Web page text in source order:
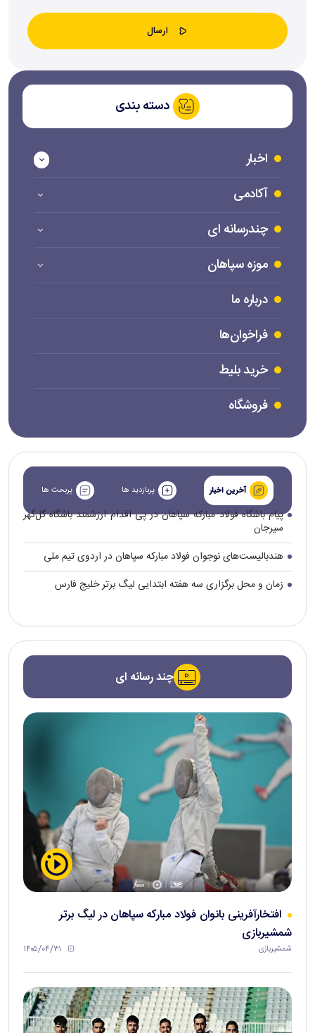
دسته بندی
اخبار
آکادمی
چندرسانه ای
موزه سپاهان
درباره ما
فراخوان‌ها
خرید بلیط
فروشگاه
آخرین اخبار پربازدید ها پربحث ها
پیام باشگاه فولاد مبارکه سپاهان در پی اقدام ارزشمند باشگاه گل‌گهر
سیرجان
هندبالیست‌های نوجوان فولاد مبارکه سپاهان در اردوی تیم ملی
زمان و محل برگزاری سه هفته ابتدایی لیگ برتر خلیج فارس
چند رسانه ای
افتخارآفرینی بانوان فولاد مبارکه سپاهان در لیگ برتر
شمشیربازی
شمشیربازی ۱۴۰۵/۰۴/۳۱